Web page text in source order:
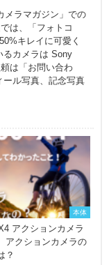
メラマガジン」での
は、「フォトコ
キレイに可愛く
るカメラは Sony
は「お問い合わ
ル写真、記念写真
本体
アクションカメラ
クションカメラの
？